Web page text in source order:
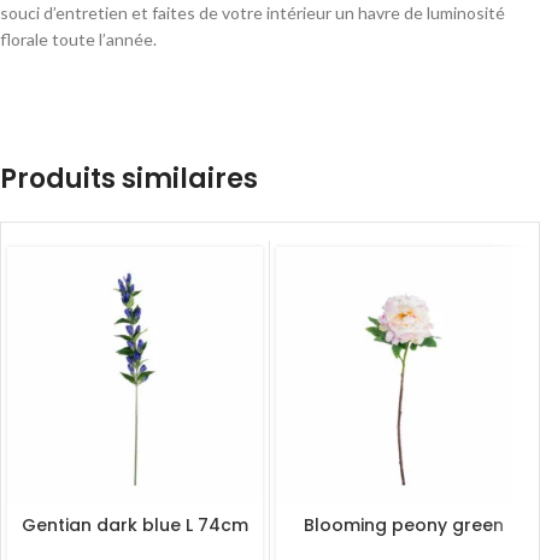
souci d’entretien et faites de votre intérieur un havre de luminosité
florale toute l’année.
Produits similaires
Gentian dark blue L 74cm
Blooming peony green